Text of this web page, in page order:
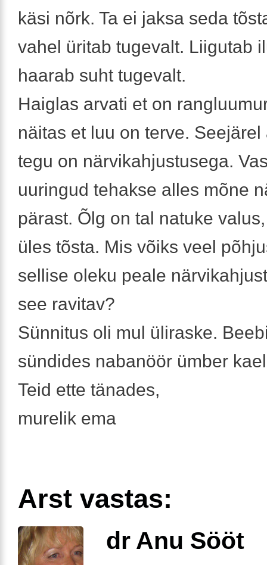
käsi nõrk. Ta ei jaksa seda
vahel üritab tugevalt. Liigutab
haarab suht tugevalt.
Haiglas arvati et on
näitas et luu on terve. Seejärel
tegu on närvikahjustusega.
uuringud tehakse alles mõne
pärast. Õlg on tal natuke
üles tõsta. Mis võiks veel
sellise oleku peale
see ravitav?
Sünnitus oli mul üliraske.
sündides nabanöör ümber
Teid ette tänades,
murelik ema
Arst vastas:
dr Anu Sööt